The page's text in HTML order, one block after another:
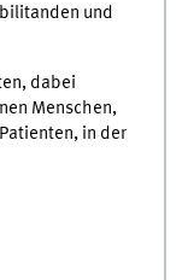
und
dabei
Menschen,
in der